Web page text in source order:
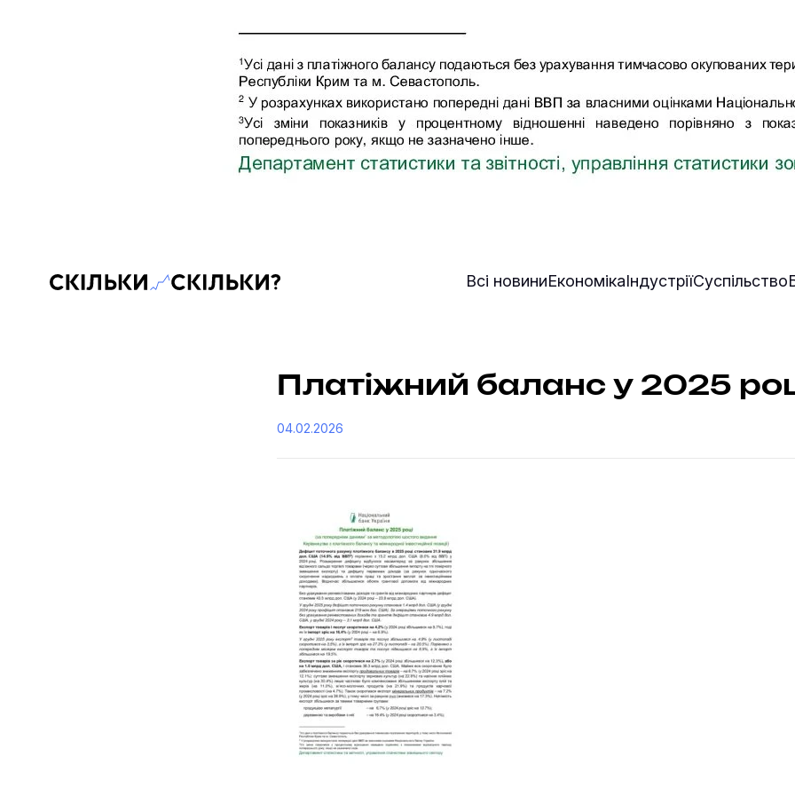
Скільки-скільки? — Медіа про суспільні дані Всі новиниЕкономікаІндустріїСуспільство
Платіжний баланс у 2025
04.02.2026